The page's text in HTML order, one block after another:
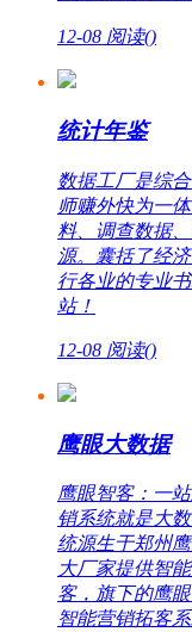
12-08 阅读()
统计年鉴
数据工厂是综
师赚外快为一
料、调查数据
源。囊括了经
行各业的专业
站！
12-08 阅读()
鹰眼大数据
鹰眼智客：一
销系统就是大
统源生于郑州
大厂家提供智
客，旗下的鹰
智能营销拓客